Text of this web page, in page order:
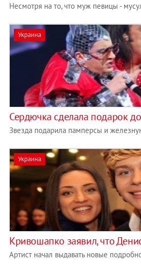
Несмотря на то, что муж певицы -
Украина
Сердючка сделала подарок
Звезда подарила памперсы и
Украина
Кривошапко заявил, что
Артист начал выдавать новые